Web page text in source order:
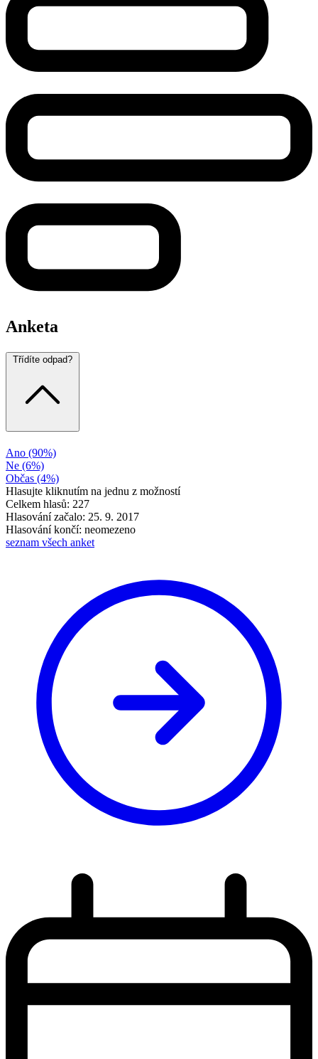
Anketa
Třídíte odpad?
Ano (90%)
Ne (6%)
Občas (4%)
Hlasujte kliknutím na jednu z možností
Celkem hlasů: 227
Hlasování začalo: 25. 9. 2017
Hlasování končí: neomezeno
seznam všech anket